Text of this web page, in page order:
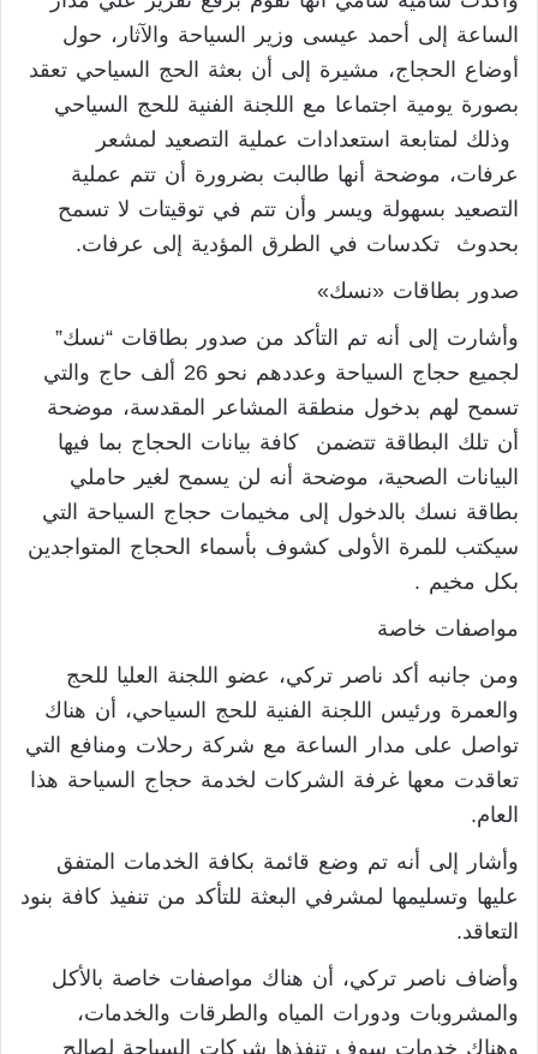
الساعة إلى أحمد عيسى وزير السياحة والآثار، حول
أوضاع الحجاج، مشيرة إلى أن بعثة الحج السياحي تعقد
بصورة يومية اجتماعا مع اللجنة الفنية للحج السياحي
وذلك لمتابعة استعدادات عملية التصعيد لمشعر
عرفات، موضحة أنها طالبت بضرورة أن تتم عملية
التصعيد بسهولة ويسر وأن تتم في توقيتات لا تسمح
بحدوث تكدسات في الطرق المؤدية إلى عرفات.
صدور بطاقات «نسك»
وأشارت إلى أنه تم التأكد من صدور بطاقات “نسك”
لجميع حجاج السياحة وعددهم نحو 26 ألف حاج والتي
تسمح لهم بدخول منطقة المشاعر المقدسة، موضحة
أن تلك البطاقة تتضمن كافة بيانات الحجاج بما فيها
البيانات الصحية، موضحة أنه لن يسمح لغير حاملي
بطاقة نسك بالدخول إلى مخيمات حجاج السياحة التي
سيكتب للمرة الأولى كشوف بأسماء الحجاج المتواجدين
بكل مخيم .
مواصفات خاصة
ومن جانبه أكد ناصر تركي، عضو اللجنة العليا للحج
والعمرة ورئيس اللجنة الفنية للحج السياحي، أن هناك
تواصل على مدار الساعة مع شركة رحلات ومنافع التي
تعاقدت معها غرفة الشركات لخدمة حجاج السياحة هذا
العام.
وأشار إلى أنه تم وضع قائمة بكافة الخدمات المتفق
عليها وتسليمها لمشرفي البعثة للتأكد من تنفيذ كافة بنود
التعاقد.
وأضاف ناصر تركي، أن هناك مواصفات خاصة بالأكل
والمشروبات ودورات المياه والطرقات والخدمات،
وهناك خدمات سوف تنفذها شركات السياحة لصالح